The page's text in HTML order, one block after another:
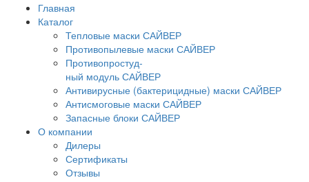
Главная
Каталог
Тепловые маски САЙВЕР
Противопылевые маски САЙВЕР
Противопростуд-
ный модуль САЙВЕР
Антивирусные (бактерицидные) маски САЙВЕР
Антисмоговые маски САЙВЕР
Запасные блоки САЙВЕР
О компании
Дилеры
Сертификаты
Отзывы